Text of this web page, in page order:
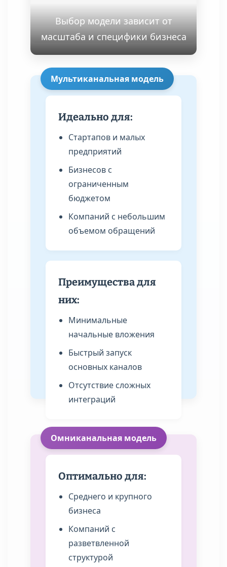
Выбор модели зависит от
масштаба и специфики бизнеса
Мультиканальная модель
Идеально для:
Стартапов и малых
предприятий
Бизнесов с
ограниченным
бюджетом
Компаний с небольшим
объемом обращений
Преимущества для
них:
Минимальные
начальные вложения
Быстрый запуск
основных каналов
Отсутствие сложных
интеграций
Омниканальная модель
Оптимально для:
Среднего и крупного
бизнеса
Компаний с
разветвленной
структурой